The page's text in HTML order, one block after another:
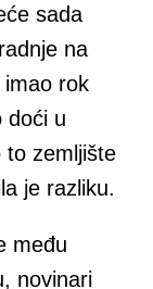
sada
na
imao rok
doći u
to zemljište
je razliku.
među
novinari